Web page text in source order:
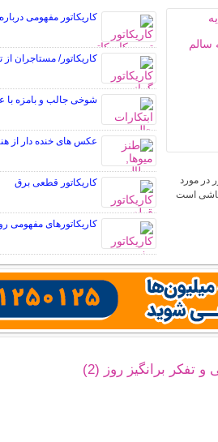
در مورد
است
کاریکاتور مفهومی
کاریکاتور/ مستاجران از
شوخی جالب و بامزه با
عکس های خنده دار از
کاریکاتور قطعی برق
کاریکاتورهای مفهومی
تفکر برانگیز روز (2)